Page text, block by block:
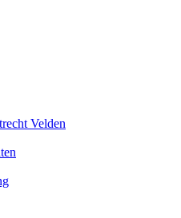
Velden